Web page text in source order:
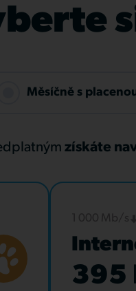
Měsíčně s
získáte
395